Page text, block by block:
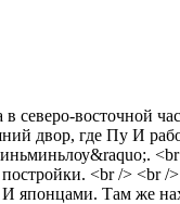
восточной
двор, где Пу И
<br /> <br
японцами. Там же